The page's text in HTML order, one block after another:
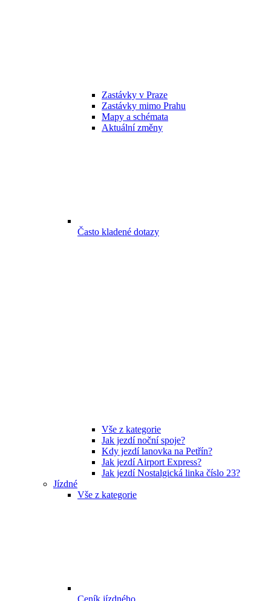
Zastávky v Praze
Zastávky mimo Prahu
Mapy a schémata
Aktuální změny
Často kladené dotazy
Vše z kategorie
Jak jezdí noční spoje?
Kdy jezdí lanovka na Petřín?
Jak jezdí Airport Express?
Jak jezdí Nostalgická linka číslo 23?
Jízdné
Vše z kategorie
Ceník jízdného